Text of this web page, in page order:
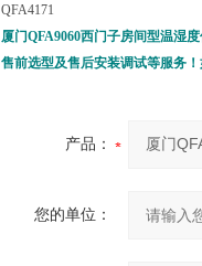
QFA4171
厦门QFA9060西门子房间型温湿
售前选型及售后安装调试等服务
产品：
您的单位：